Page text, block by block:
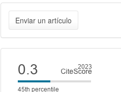
Enviar
un
artículo
Enviar un artículo
Cite
score